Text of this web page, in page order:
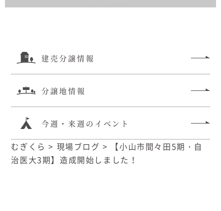
建売分譲情報
分譲地情報
今週・来週のイベント
むぎくら > 現場ブログ >
【小山市間々田5期・自
治医大3期】造成開始しました！